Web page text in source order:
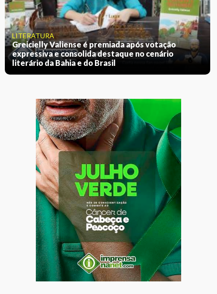
LITERATURA
Greicielly Valiense é premiada após votação
expressiva e consolida destaque no cenário
literário da Bahia e do Brasil